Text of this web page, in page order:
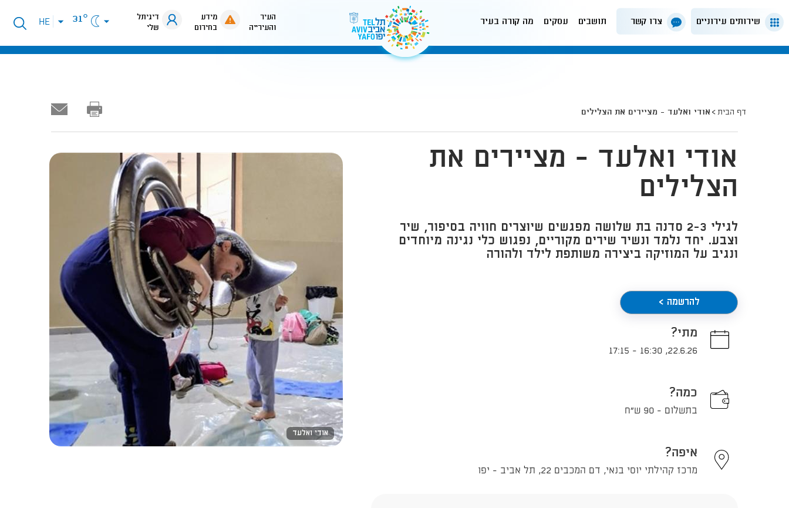
שירותים עירוניים צרו קשר תושבים עסקים מה קורה בעיר
העיר
והעירייה
מידע
בחירום
דיגיתל
שלי
31°
פתיחת
תפריט
HE
דף הבית אודי ואלעד - מציירים את הצלילים
אודי ואלעד
אודי ואלעד - מציירים את
הצלילים
לגילי 2-3 סדנה בת שלושה מפגשים שיוצרים חוויה בסיפור, שיר
וצבע. יחד נלמד ונשיר שירים מקוריים, נפגוש כלי נגינה מיוחדים
ונגיב על המוזיקה ביצירה משותפת לילד ולהורה
להרשמה >
מתי?
22.6.26
,
16:30
-
17:15
כמה?
בתשלום - 90 ש"ח
איפה?
מרכז קהילתי יוסי בנאי, דם המכבים 22, תל אביב - יפו